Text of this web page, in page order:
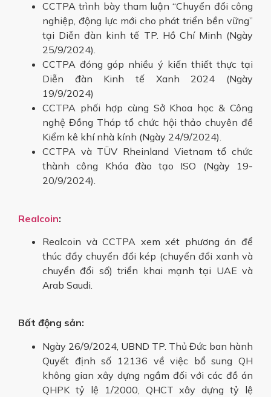
CCTPA trình bày tham luận “Chuyển đổi công
nghiệp, động lực mới cho phát triển bền vững”
tại Diễn đàn kinh tế TP. Hồ Chí Minh (Ngày
25/9/2024).
CCTPA đóng góp nhiều ý kiến thiết thực tại
Diễn đàn Kinh tế Xanh 2024 (Ngày
19/9/2024)
CCTPA phối hợp cùng Sở Khoa học & Công
nghệ Đồng Tháp tổ chức hội thảo chuyên đề
Kiểm kê khí nhà kính (Ngày 24/9/2024).
CCTPA và TÜV Rheinland Vietnam tổ chức
thành công Khóa đào tạo ISO (Ngày 19-
20/9/2024).
Realcoin:
Realcoin và CCTPA xem xét phương án để
thúc đẩy chuyển đổi kép (chuyển đổi xanh và
chuyển đổi số) triển khai mạnh tại UAE và
Arab Saudi.
Bất động sản:
Ngày 26/9/2024, UBND TP. Thủ Đức ban hành
Quyết định số 12136 về việc bổ sung QH
không gian xây dựng ngầm đối với các đồ án
QHPK tỷ lệ 1/2000, QHCT xây dựng tỷ lệ